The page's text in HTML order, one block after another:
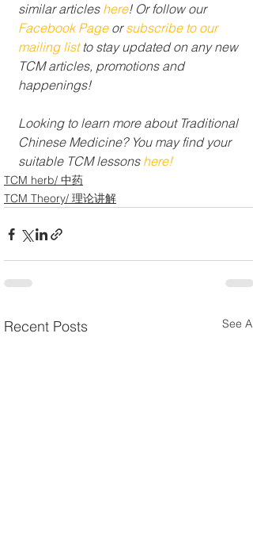
similar articles here! Or follow our
Facebook Page or subscribe to our
mailing list to stay updated on any new
TCM articles, promotions and
happenings!
Looking to learn more about Traditional
Chinese Medicine? You may find your
suitable TCM lessons here!
TCM herb/ 中药
TCM Theory/ 理论讲解
Recent Posts See All